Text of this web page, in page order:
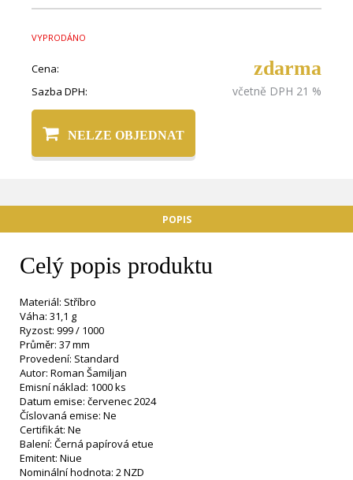
VYPRODÁNO
Cena: zdarma
Sazba DPH: včetně DPH 21 %
NELZE OBJEDNAT
POPIS
Celý popis produktu
Materiál: Stříbro
Váha: 31,1 g
Ryzost: 999 / 1000
Průměr: 37 mm
Provedení: Standard
Autor: Roman Šamiljan
Emisní náklad: 1000 ks
Datum emise: červenec 2024
Číslovaná emise: Ne
Certifikát: Ne
Balení: Černá papírová etue
Emitent: Niue
Nominální hodnota: 2 NZD